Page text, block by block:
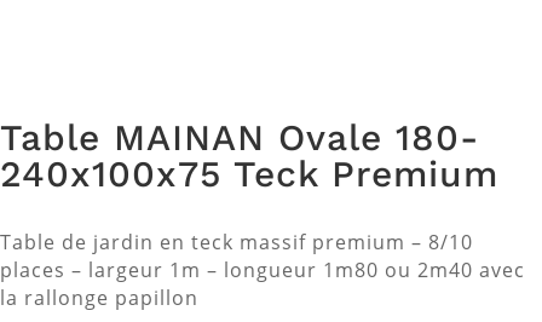
Table MAINAN Ovale 180-
240x100x75 Teck Premium
Table de jardin en teck massif premium – 8/10
places – largeur 1m – longueur 1m80 ou 2m40 avec
la rallonge papillon